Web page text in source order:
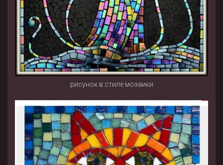
рисунок в стиле мозаики